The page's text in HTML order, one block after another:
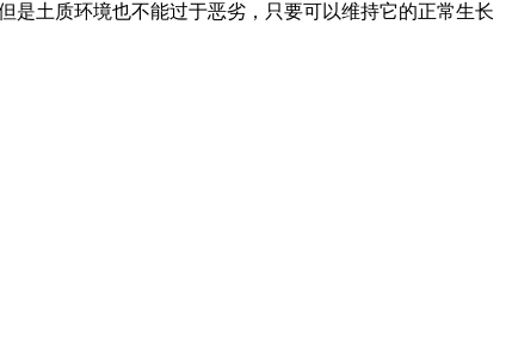
是土质环境也不能过于恶劣，只要可以维持它的正常生长